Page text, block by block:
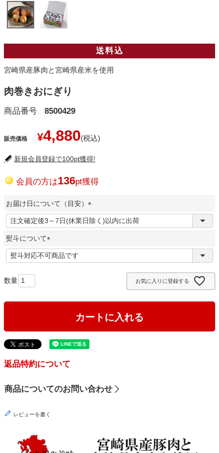
送料込
宮崎県産豚肉と宮崎県産米を使用
肉巻きおにぎり
商品番号 8500429
販売価格 ¥4,880
新規会員登録で100pt獲得!
会員の方は136pt獲得
お届け日について（目安）
(
必
)
熨斗について
(
必
お気に入りに登録する
カートに入れる
返品特約について
商品についてのお問い合わせ
レビューを書く